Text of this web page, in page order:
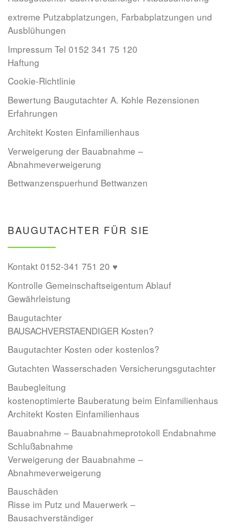
extreme Putzabplatzungen, Farbabplatzungen und
Ausblühungen
Impressum Tel 0152 341 75 120
Haftung
Cookie-Richtlinie
Bewertung Baugutachter A. Kohle Rezensionen
Erfahrungen
Architekt Kosten Einfamilienhaus
Verweigerung der Bauabnahme –
Abnahmeverweigerung
Bettwanzenspuerhund Bettwanzen
BAUGUTACHTER FÜR SIE
Kontakt 0152-341 751 20 ♥
Kontrolle Gemeinschaftseigentum Ablauf
Gewährleistung
Baugutachter
BAUSACHVERSTAENDIGER Kosten?
Baugutachter Kosten oder kostenlos?
Gutachten Wasserschaden Versicherungsgutachter
Baubegleitung
kostenoptimierte Bauberatung beim Einfamilienhaus
Architekt Kosten Einfamilienhaus
Bauabnahme – Bauabnahmeprotokoll Endabnahme
Schlußabnahme
Verweigerung der Bauabnahme –
Abnahmeverweigerung
Bauschäden
Risse im Putz und Mauerwerk –
Bausachverständiger